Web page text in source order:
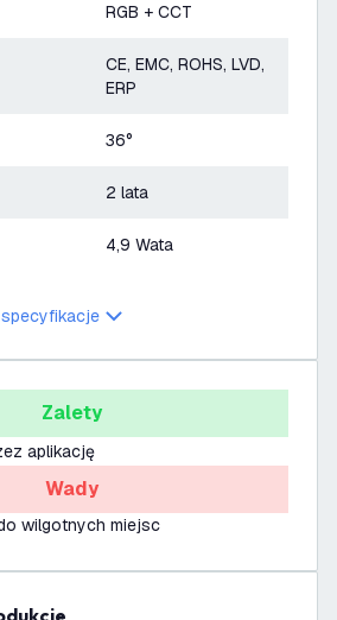
RGB + CCT
CE, EMC, ROHS, LVD,
ERP
36°
2 lata
4,9 Wata
Zalety
aplikację
Wady
wilgotnych miejsc